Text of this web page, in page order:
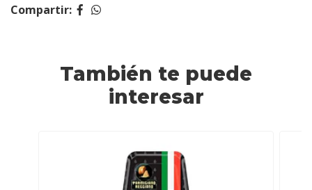
Compartir:
También te puede
interesar